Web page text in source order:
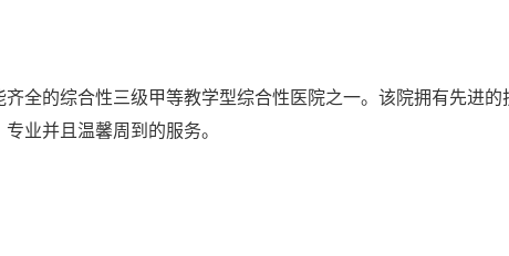
全的综合性三级甲等教学型综合性医院之一。该院拥有先进的
业并且温馨周到的服务。